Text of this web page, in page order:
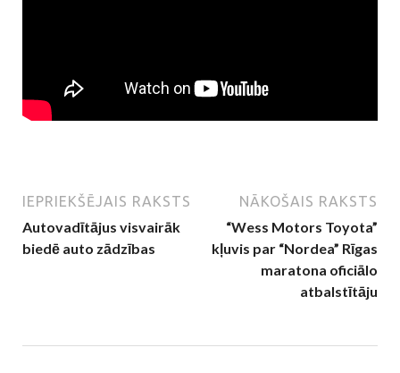
IEPRIEKŠĒJAIS RAKSTS
Autovadītājus visvairāk
biedē auto zādzības
NĀKOŠAIS RAKSTS
“Wess Motors Toyota”
kļuvis par “Nordea” Rīgas
maratona oficiālo
atbalstītāju